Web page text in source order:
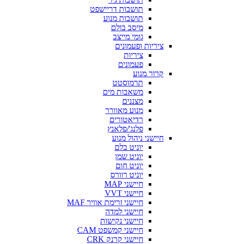
תושבות דריישפט
תושבות מנוע
מיסב בולם
גומי מייצב
ציריות ופעמונים
ציריות
פעמונים
קרור מנוע
תרמוסטט
משאבות מים
מצננים
מנוע מאוורר
רדיאטורים
פלנג'/פלאנץ
חיישני ניהול מנוע
יוניט בלם
יוניט שמן
יוניט חום
יוניט רוורס
חיישני MAP
חיישני VVT
חיישני זרימת אוויר MAF
חיישני למדה
חיישני נקישות
חיישני קמשפט CAM
חיישני קרנק CRK